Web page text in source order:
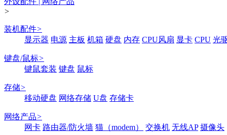
>
装机配件>
显示器 电源 主板 机箱 硬盘 内存 CPU风扇 显卡 CPU 光
键盘/鼠标>
键鼠套装 键盘 鼠标
存储>
移动硬盘 网络存储 U盘 存储卡
网络产品>
网卡 路由器/防火墙 猫（modem） 交换机 无线AP 摄像头